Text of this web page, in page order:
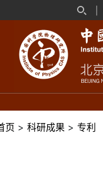
页 > 科研成果 > 专利